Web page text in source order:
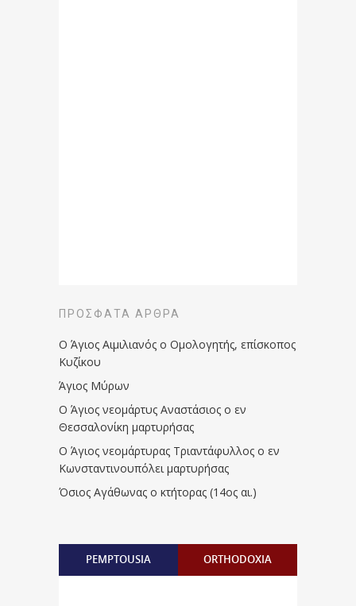
ΠΡΌΣΦΑΤΑ ΆΡΘΡΑ
Ο Άγιος Αιμιλιανός ο Ομολογητής, επίσκοπος
Κυζίκου
Άγιος Μύρων
Ο Άγιος νεομάρτυς Αναστάσιος ο εν
Θεσσαλονίκη μαρτυρήσας
Ο Άγιος νεομάρτυρας Τριαντάφυλλος ο εν
Κωνσταντινουπόλει μαρτυρήσας
Όσιος Αγάθωνας ο κτήτορας (14ος αι.)
PEMPTOUSIA ORTHODOXIA